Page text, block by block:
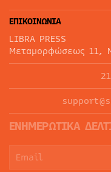
ΕΠΙΚΟΙΝΩΝΙΑ
LIBRA PRESS
Μεταμορφώσεως 11,
ΕΝΗΜΕΡΩΤΙΚΑ